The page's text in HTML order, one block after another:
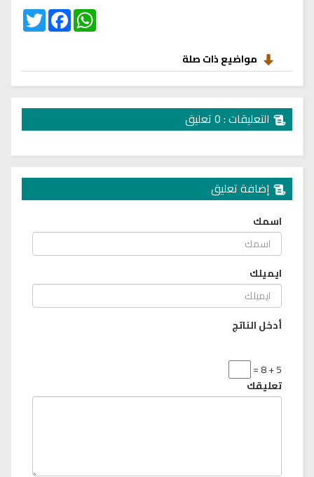
Twitter
FacebookWhatsApp
مواضيع ذات صلة
التعليقات : 0 تعليق
إضافة تعليق
اسمك
ايميلك
أدخل الناتج
5 + 8 =
تعليقك